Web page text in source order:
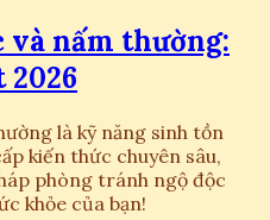
và nấm thường:
là kỹ năng sinh tồn
kiến thức chuyên sâu,
phòng tránh ngộ độc
khỏe của bạn!